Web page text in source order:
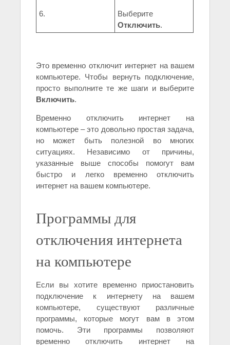
6.
Выберите
Отключить.
Это временно отключит интернет на вашем
компьютере. Чтобы вернуть подключение,
просто выполните те же шаги и выберите
Включить.
Временно отключить интернет на
компьютере – это довольно простая задача,
но может быть полезной во многих
ситуациях. Независимо от причины,
указанные выше способы помогут вам
быстро и легко временно отключить
интернет на вашем компьютере.
Программы для
отключения интернета
на компьютере
Если вы хотите временно приостановить
подключение к интернету на вашем
компьютере, существуют различные
программы, которые могут вам в этом
помочь. Эти программы позволяют
временно отключить интернет на